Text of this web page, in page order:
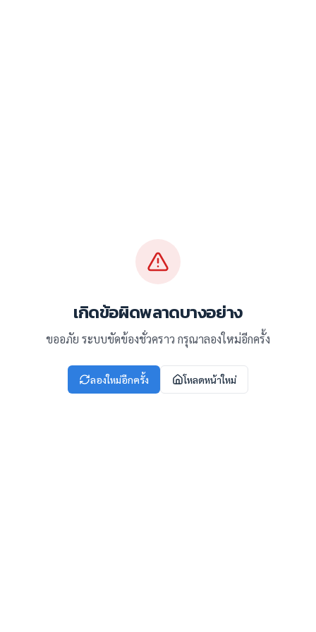
เกิดข้อผิดพลาดบางอย่าง
ขออภัย ระบบขัดข้องชั่วคราว กรุณาลองใหม่อีกครั้ง
ลองใหม่อีกครั้ง โหลดหน้าใหม่